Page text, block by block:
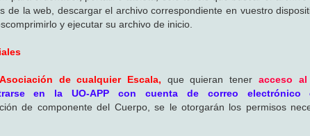
la web, descargar el archivo correspondiente en vuestro
y ejecutar su archivo de inicio.
de cualquier Escala, que quieran tener acceso al
en la UO-APP con cuenta de correo electrónico
de componente del Cuerpo, se le otorgarán los permisos